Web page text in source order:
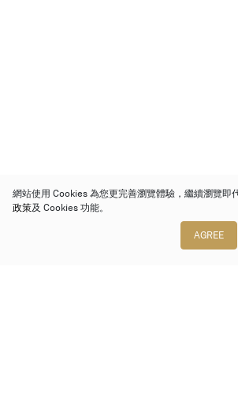
網站使用 Cookies 為您更完善瀏覽體驗，繼續瀏覽即
政策及 Cookies 功能。
AGREE